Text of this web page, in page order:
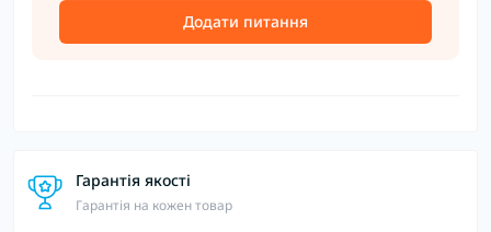
Додати питання
Гарантія якості
Гарантія на кожен товар